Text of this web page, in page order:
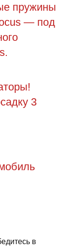
пружины
— под
3
в